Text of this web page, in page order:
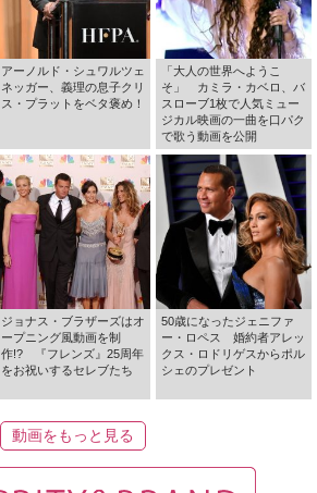
アーノルド・シュワルツェ
ネッガー、義理の息子クリ
ス・プラットをベタ褒め！
「大人の世界へようこ
そ」 カミラ・カベロ、バ
スローブ1枚で人気ミュー
ジカル映画の一曲を口パク
で歌う動画を公開
ジョナス・ブラザーズはオ
ープニング風動画を制
作!? 『フレンズ』25周年
をお祝いするセレブたち
50歳になったジェニファ
ー・ロペス 婚約者アレッ
クス・ロドリゲスからポル
シェのプレゼント
動画をもっと見る